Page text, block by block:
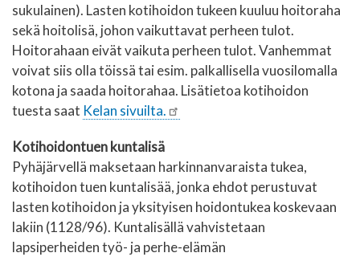
sukulainen). Lasten kotihoidon tukeen kuuluu hoitoraha
sekä hoitolisä, johon vaikuttavat perheen tulot.
Hoitorahaan eivät vaikuta perheen tulot. Vanhemmat
voivat siis olla töissä tai esim. palkallisella vuosilomalla
kotona ja saada hoitorahaa. Lisätietoa kotihoidon
tuesta saat Kelan sivuilta.
Kotihoidontuen kuntalisä
Pyhäjärvellä maksetaan harkinnanvaraista tukea,
kotihoidon tuen kuntalisää, jonka ehdot perustuvat
lasten kotihoidon ja yksityisen hoidontukea koskevaan
lakiin (1128/96). Kuntalisällä vahvistetaan
lapsiperheiden työ- ja perhe-elämän